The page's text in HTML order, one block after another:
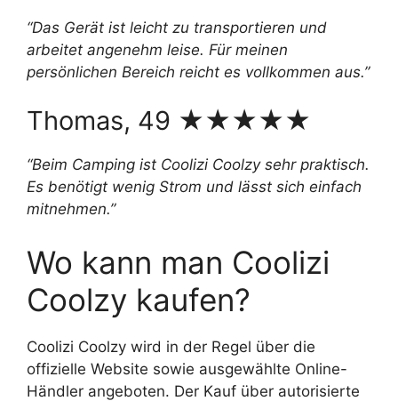
“Das Gerät ist leicht zu transportieren und
arbeitet angenehm leise. Für meinen
persönlichen Bereich reicht es vollkommen aus.”
Thomas, 49 ★★★★★
“Beim Camping ist Coolizi Coolzy sehr praktisch.
Es benötigt wenig Strom und lässt sich einfach
mitnehmen.”
Wo kann man Coolizi
Coolzy kaufen?
Coolizi Coolzy wird in der Regel über die
offizielle Website sowie ausgewählte Online-
Händler angeboten. Der Kauf über autorisierte